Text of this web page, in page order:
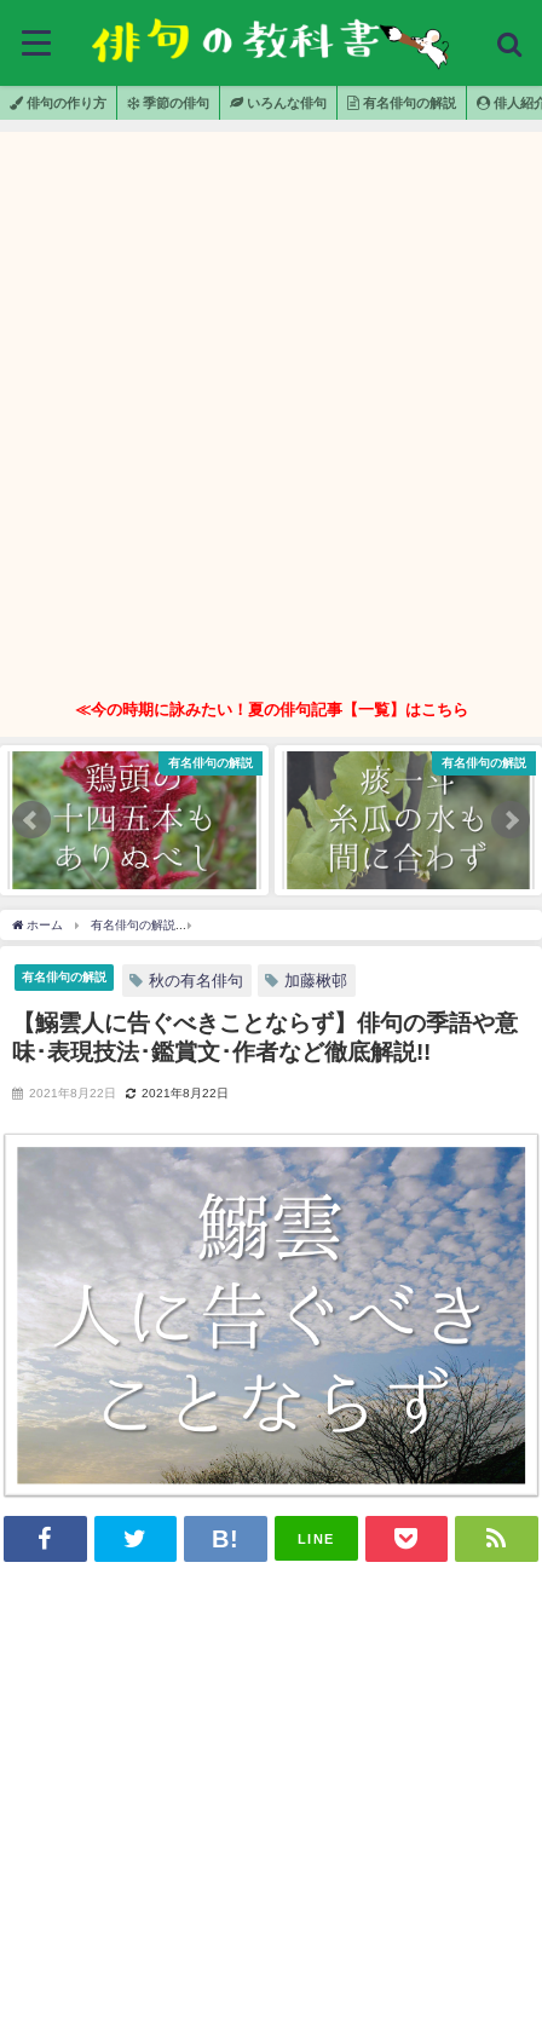
俳句の作り方 季節の俳句 いろんな俳句 有名俳句の解説 俳人紹
≪今の時期に詠みたい！夏の俳句記事【一覧】はこちら
有名俳句の解説 有名俳句の解説
ホーム 有名俳句の解説
有名俳句の解説 秋の有名俳句 加藤楸邨
【鰯雲人に告ぐべきことならず】俳句の季語や意
味･表現技法･鑑賞文･作者など徹底解説!!
2021年8月22日 2021年8月22日
LINE